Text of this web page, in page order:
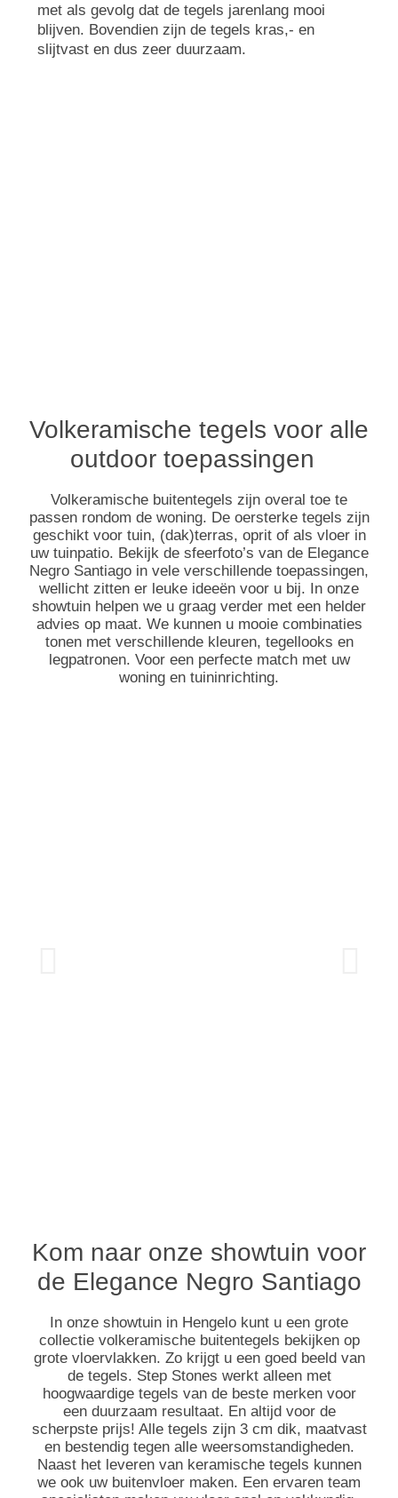
met als gevolg dat de tegels jarenlang mooi
blijven. Bovendien zijn de tegels kras,- en
slijtvast en dus zeer duurzaam.
Volkeramische tegels voor alle
outdoor toepassingen
Volkeramische buitentegels zijn overal toe te
passen rondom de woning. De oersterke tegels zijn
geschikt voor tuin, (dak)terras, oprit of als vloer in
uw tuinpatio. Bekijk de sfeerfoto’s van de Elegance
Negro Santiago in vele verschillende toepassingen,
wellicht zitten er leuke ideeën voor u bij. In onze
showtuin helpen we u graag verder met een helder
advies op maat. We kunnen u mooie combinaties
tonen met verschillende kleuren, tegellooks en
legpatronen. Voor een perfecte match met uw
woning en tuininrichting.
Kom naar onze showtuin voor
de Elegance Negro Santiago
In onze showtuin in Hengelo kunt u een grote
collectie volkeramische buitentegels bekijken op
grote vloervlakken. Zo krijgt u een goed beeld van
de tegels. Step Stones werkt alleen met
hoogwaardige tegels van de beste merken voor
een duurzaam resultaat. En altijd voor de
scherpste prijs! Alle tegels zijn 3 cm dik, maatvast
en bestendig tegen alle weersomstandigheden.
Naast het leveren van keramische tegels kunnen
we ook uw buitenvloer maken. Een ervaren team